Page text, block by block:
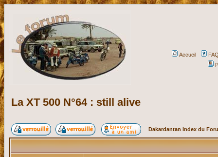
Accueil
La XT 500 N°64 : still alive
Dakardantan Index du